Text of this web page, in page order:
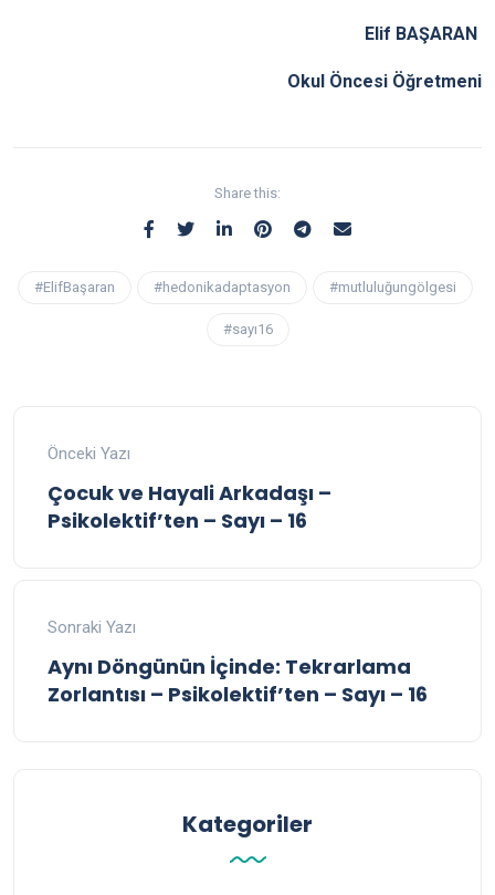
Elif BAŞARAN
Okul Öncesi Öğretmeni
Share this:
#ElifBaşaran #hedonikadaptasyon #mutluluğungölgesi
#sayı16
Önceki Yazı
Çocuk ve Hayali Arkadaşı –
Psikolektif’ten – Sayı – 16
Sonraki Yazı
Aynı Döngünün İçinde: Tekrarlama
Zorlantısı – Psikolektif’ten – Sayı – 16
Kategoriler